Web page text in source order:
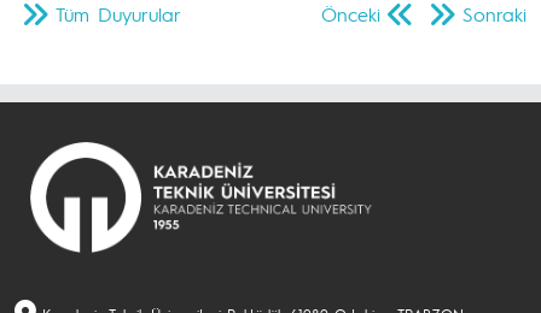
Önceki Sonraki
Tüm Duyurular